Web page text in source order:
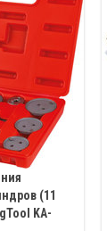
(11
KA-